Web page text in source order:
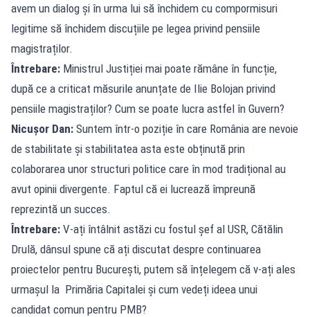
avem un dialog și în urma lui să închidem cu compormisuri
legitime să închidem discuțiile pe legea privind pensiile
magistraților.
Întrebare: Ministrul Justiției mai poate rămâne în funcție,
după ce a criticat măsurile anunțate de Ilie Bolojan privind
pensiile magistraților? Cum se poate lucra astfel în Guvern?
Nicușor Dan: Suntem într-o poziție în care România are nevoie
de stabilitate și stabilitatea asta este obținută prin
colaborarea unor structuri politice care în mod tradițional au
avut opinii divergente. Faptul că ei lucrează împreună
reprezintă un succes.
Întrebare: V-ați întâlnit astăzi cu fostul șef al USR, Cătălin
Drulă, dânsul spune că ați discutat despre continuarea
proiectelor pentru București, putem să înțelegem că v-ați ales
urmașul la Primăria Capitalei și cum vedeți ideea unui
candidat comun pentru PMB?